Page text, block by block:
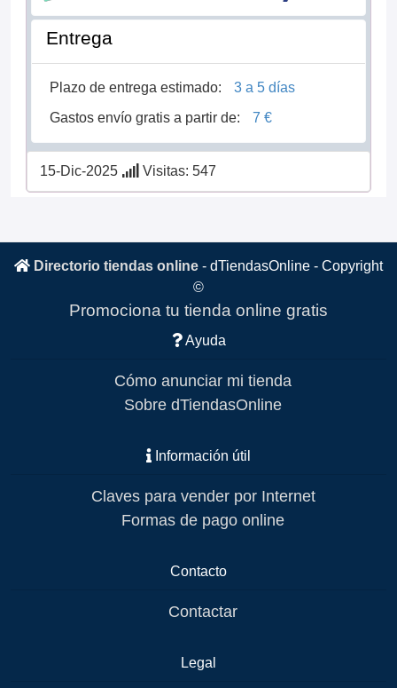
Entrega
Plazo de entrega estimado:
3 a 5 días
Gastos envío gratis a partir de:
7 €
15-Dic-2025 Visitas: 547
Directorio tiendas online - dTiendasOnline - Copyright
©
Promociona tu tienda online gratis
Ayuda
Cómo anunciar mi tienda
Sobre dTiendasOnline
Información útil
Claves para vender por Internet
Formas de pago online
Contacto
Contactar
Legal